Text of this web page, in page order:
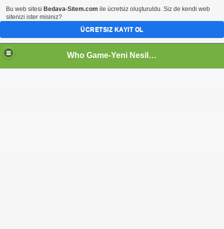
Who Game-Yeni Nesil Oyun Sitesi
Bu web sitesi Bedava-Sitem.com ile ücretsiz oluşturuldu. Siz de kendi web
sitenizi ister misiniz?
ÜCRETSIZ KAYIT OL